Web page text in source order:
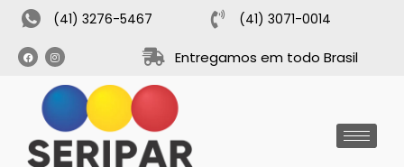
(41) 3276-5467 (41) 3071-0014
Entregamos em todo Brasil